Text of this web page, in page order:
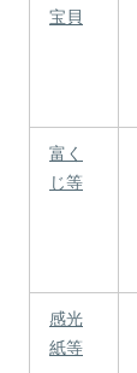
宝貝
富く
じ等
感光
紙等